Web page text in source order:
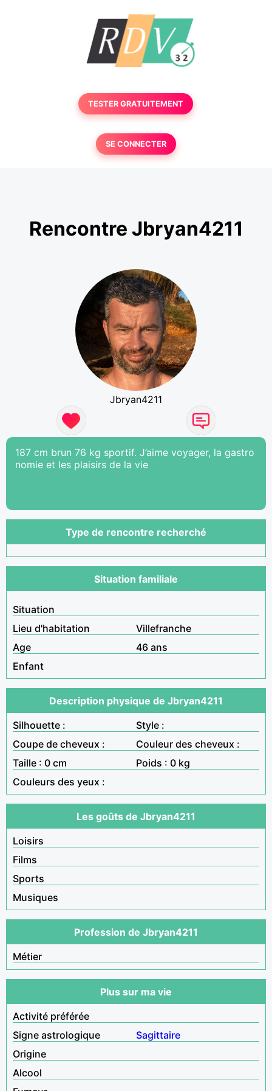
TESTER GRATUITEMENT
SE CONNECTER
Rencontre Jbryan4211
Jbryan4211
187 cm brun 76 kg sportif. J’aime voyager, la gastro
nomie et les plaisirs de la vie
Type de rencontre recherché
Situation familiale
Situation
Lieu d'habitation
Villefranche
Age
46 ans
Enfant
Description physique de Jbryan4211
Silhouette :
Style :
Coupe de cheveux :
Couleur des cheveux :
Taille : 0 cm
Poids : 0 kg
Couleurs des yeux :
Les goûts de Jbryan4211
Loisirs
Films
Sports
Musiques
Profession de Jbryan4211
Métier
Plus sur ma vie
Activité préférée
Signe astrologique
Sagittaire
Origine
Alcool